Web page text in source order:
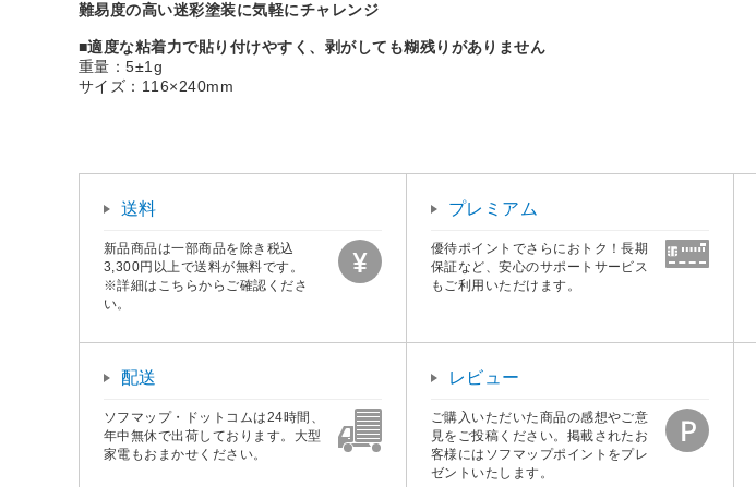
難易度の高い迷彩塗装に気軽にチャレンジ
■適度な粘着力で貼り付けやすく、剥がしても糊残りがありません
重量：5±1g
サイズ：116×240mm
送料
新品商品は一部商品を除き税込
3,300円以上で送料が無料です。
※詳細はこちらからご確認くださ
い。
プレミアム
優待ポイントでさらにおトク！長期
保証など、安心のサポートサービス
もご利用いただけます。
配送
ソフマップ・ドットコムは24時間、
年中無休で出荷しております。大型
家電もおまかせください。
レビュー
ご購入いただいた商品の感想やご意
見をご投稿ください。掲載されたお
客様にはソフマップポイントをプレ
ゼントいたします。